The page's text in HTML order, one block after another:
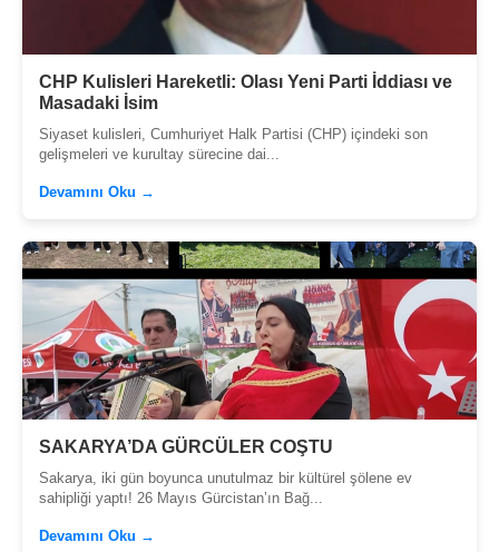
CHP Kulisleri Hareketli: Olası Yeni Parti İddiası ve
Masadaki İsim
Siyaset kulisleri, Cumhuriyet Halk Partisi (CHP) içindeki son
gelişmeleri ve kurultay sürecine dai...
Devamını Oku →
SAKARYA’DA GÜRCÜLER COŞTU
Sakarya, iki gün boyunca unutulmaz bir kültürel şölene ev
sahipliği yaptı! 26 Mayıs Gürcistan’ın Bağ...
Devamını Oku →